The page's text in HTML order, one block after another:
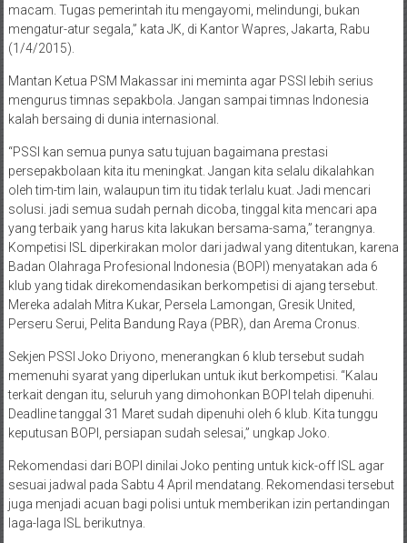
macam. Tugas pemerintah itu mengayomi, melindungi, bukan
mengatur-atur segala,” kata JK, di Kantor Wapres, Jakarta, Rabu
(1/4/2015).
Mantan Ketua PSM Makassar ini meminta agar PSSI lebih serius
mengurus timnas sepakbola. Jangan sampai timnas Indonesia
kalah bersaing di dunia internasional.
“PSSI kan semua punya satu tujuan bagaimana prestasi
persepakbolaan kita itu meningkat. Jangan kita selalu dikalahkan
oleh tim-tim lain, walaupun tim itu tidak terlalu kuat. Jadi mencari
solusi. jadi semua sudah pernah dicoba, tinggal kita mencari apa
yang terbaik yang harus kita lakukan bersama-sama,” terangnya.
Kompetisi ISL diperkirakan molor dari jadwal yang ditentukan, karena
Badan Olahraga Profesional Indonesia (BOPI) menyatakan ada 6
klub yang tidak direkomendasikan berkompetisi di ajang tersebut.
Mereka adalah Mitra Kukar, Persela Lamongan, Gresik United,
Perseru Serui, Pelita Bandung Raya (PBR), dan Arema Cronus.
Sekjen PSSI Joko Driyono, menerangkan 6 klub tersebut sudah
memenuhi syarat yang diperlukan untuk ikut berkompetisi. “Kalau
terkait dengan itu, seluruh yang dimohonkan BOPI telah dipenuhi.
Deadline tanggal 31 Maret sudah dipenuhi oleh 6 klub. Kita tunggu
keputusan BOPI, persiapan sudah selesai,” ungkap Joko.
Rekomendasi dari BOPI dinilai Joko penting untuk kick-off ISL agar
sesuai jadwal pada Sabtu 4 April mendatang. Rekomendasi tersebut
juga menjadi acuan bagi polisi untuk memberikan izin pertandingan
laga-laga ISL berikutnya.